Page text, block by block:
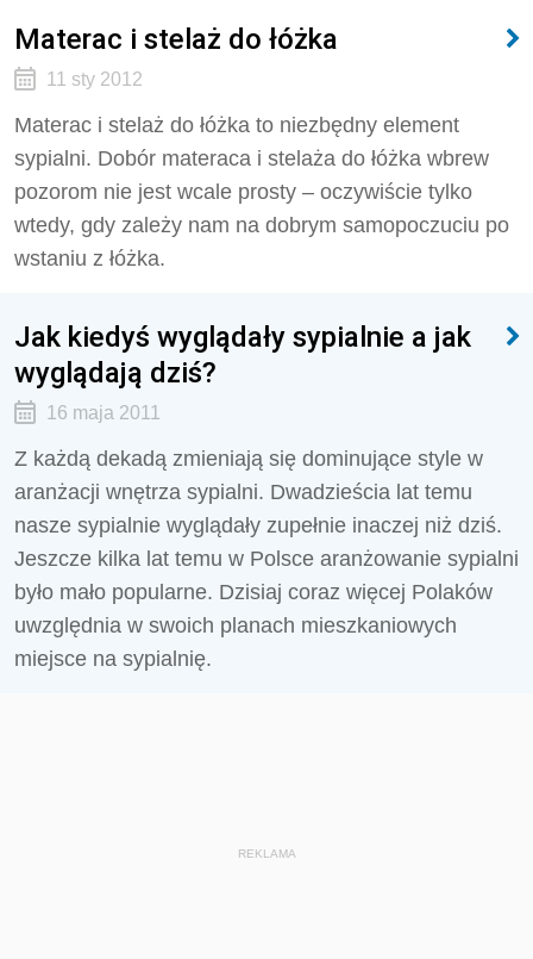
Materac i stelaż do łóżka
11 sty 2012
Materac i stelaż do łóżka to niezbędny element
sypialni. Dobór materaca i stelaża do łóżka wbrew
pozorom nie jest wcale prosty – oczywiście tylko
wtedy, gdy zależy nam na dobrym samopoczuciu po
wstaniu z łóżka.
Jak kiedyś wyglądały sypialnie a jak
wyglądają dziś?
16 maja 2011
Z każdą dekadą zmieniają się dominujące style w
aranżacji wnętrza sypialni. Dwadzieścia lat temu
nasze sypialnie wyglądały zupełnie inaczej niż dziś.
Jeszcze kilka lat temu w Polsce aranżowanie sypialni
było mało popularne. Dzisiaj coraz więcej Polaków
uwzględnia w swoich planach mieszkaniowych
miejsce na sypialnię.
REKLAMA